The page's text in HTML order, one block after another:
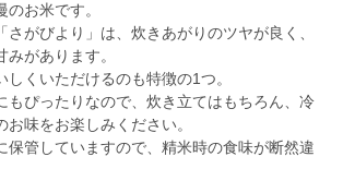
のお米です。
さがびより」は、炊きあがりのツヤが良く、
があります。
しくいただけるのも特徴の1つ。
もぴったりなので、炊き立てはもちろん、冷
お味をお楽しみください。
保管していますので、精米時の食味が断然違